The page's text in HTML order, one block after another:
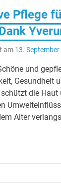
Pflege
am 13.
und
Gesundheit
die
Alter